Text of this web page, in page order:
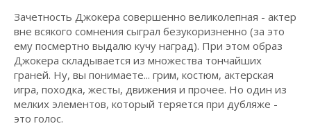
Зачетность Джокера совершенно великолепная - актер
вне всякого сомнения сыграл безукоризненно (за это
ему посмертно выдалю кучу наград). При этом образ
Джокера складывается из множества тончайших
граней. Ну, вы понимаете... грим, костюм, актерская
игра, походка, жесты, движения и прочее. Но один из
мелких элементов, который теряется при дубляже -
это голос.